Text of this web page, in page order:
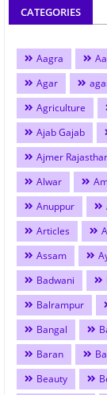
CATEGORIES
Aagra
Agar
Agriculture
Ajab Gajab
Ajmer
Alwar
Anuppur
Articles
Assam
Badwani
Balrampur
Bangal
Baran
Beauty